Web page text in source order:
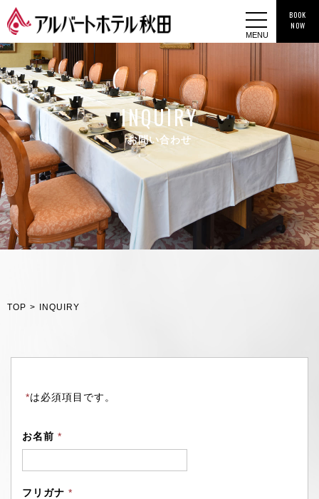
MENU
BOOK
NOW
INQUIRY
お問い合わせ
TOP > INQUIRY
*は必須項目です。
お名前 *
フリガナ *